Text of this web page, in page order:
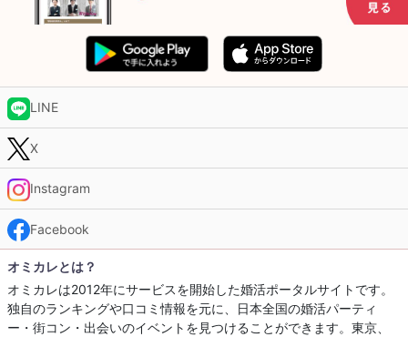
LINE
X
Instagram
Facebook
オミカレとは？
オミカレは2012年にサービスを開始した婚活ポータルサイトです。
独自のランキングや口コミ情報を元に、日本全国の婚活パーティ
ー・街コン・出会いのイベントを見つけることができます。東京、